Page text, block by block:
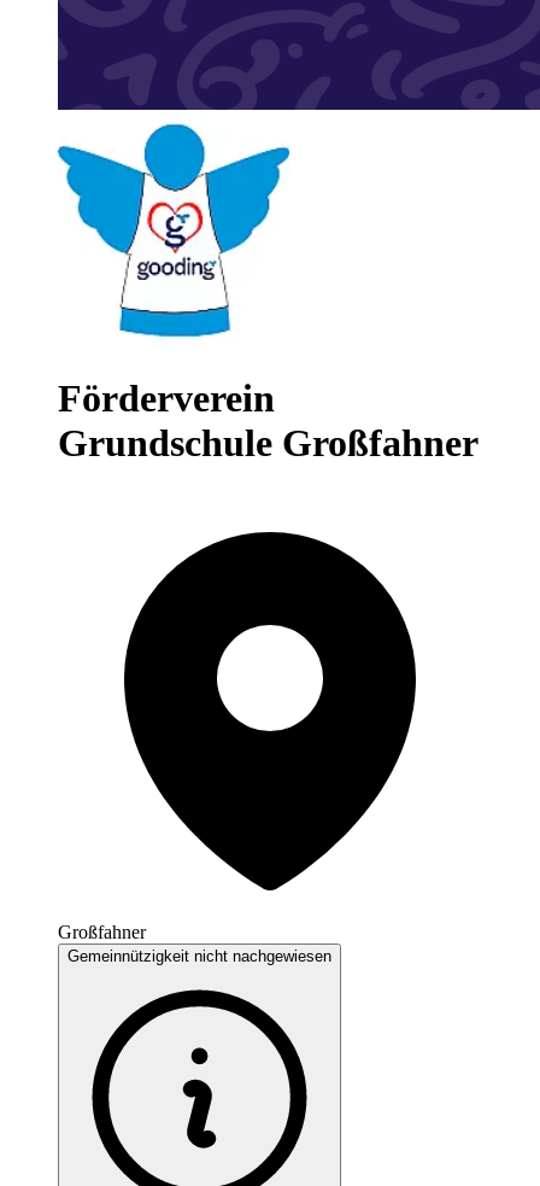
Förderverein
Grundschule Großfahner
Großfahner
Gemeinnützigkeit nicht nachgewiesen